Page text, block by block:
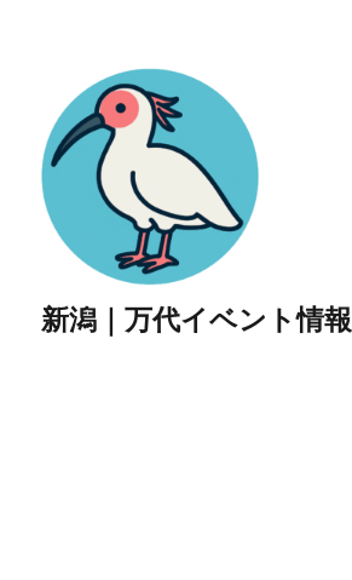
新潟｜万代イベント情報